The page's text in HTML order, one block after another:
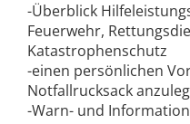
-Überblick
Feuerwehr,
Katastrophenschutz
-einen persönlichen
Notfallrucksack
-Warn- und